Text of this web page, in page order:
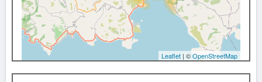
Leaflet | ©OpenStreetMap